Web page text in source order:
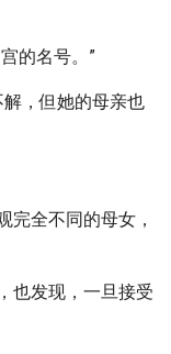
的名号。”
，但她的母亲也
完全不同的母女，
也发现，一旦接受